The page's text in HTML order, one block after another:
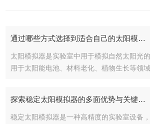
通过哪些方式选择到适合自己的太阳模拟器
太阳模拟器是实验室中用于模拟自然太阳光
用于太阳能电池、材料老化、植物生长等领
性要点描述：...
探索稳定太阳模拟器的多面优势与关键作用
稳定太阳模拟器是一种高精度的实验室设备